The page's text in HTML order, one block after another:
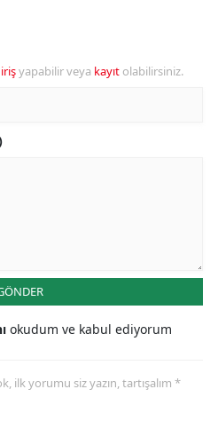
yapabilir veya kayıt olabilirsiniz.
okudum ve kabul ediyorum
ilk yorumu siz yazın, tartışalım *